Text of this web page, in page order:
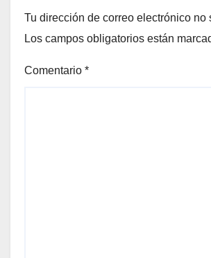
Tu dirección de correo electrónico no
Los campos obligatorios están
Comentario *